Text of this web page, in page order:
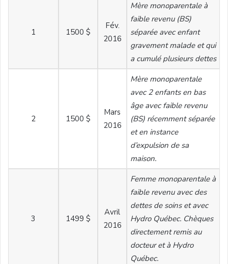
1 1500 $
Fév.
2016
Mère monoparentale à
faible revenu (BS)
séparée avec enfant
gravement malade et qui
a cumulé plusieurs dettes
2 1500 $
Mars
2016
Mère monoparentale
avec 2 enfants en bas
âge avec faible revenu
(BS) récemment séparée
et en instance
d’expulsion de sa
maison.
3 1499 $
Avril
2016
Femme monoparentale à
faible revenu avec des
dettes de soins et avec
Hydro Québec. Chèques
directement remis au
docteur et à Hydro
Québec.